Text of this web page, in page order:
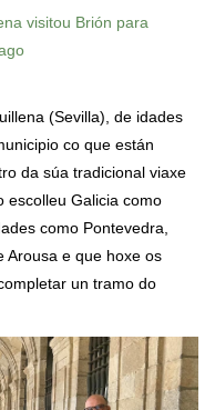
visitou Brión para
(Sevilla), de idades
co que están
da súa tradicional viaxe
escolleu Galicia como
como Pontevedra,
Arousa e que hoxe os
un tramo do